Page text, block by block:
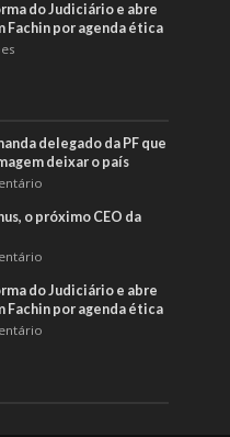
do Judiciário e abre
Fachin por agenda ética
delegado da PF que
deixar o país
o próximo CEO da
do Judiciário e abre
Fachin por agenda ética